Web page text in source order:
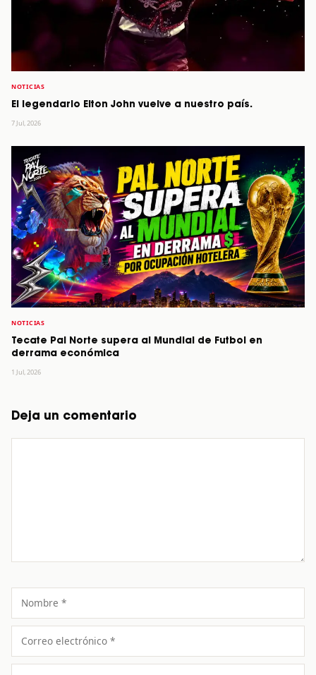
NOTICIAS
El legendario Elton John vuelve a nuestro país.
7 Jul, 2026
NOTICIAS
Tecate Pal Norte supera al Mundial de Futbol en
derrama económica
1 Jul, 2026
Deja un comentario
Comentario
Nombre
Correo
electrónico